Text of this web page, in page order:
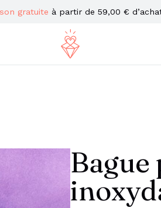
gratuite à partir de 59,00 €